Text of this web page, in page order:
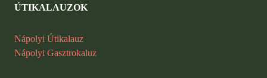
ÚTIKALAUZOK
Nápolyi Útikalauz
Nápolyi Gasztrokaluz